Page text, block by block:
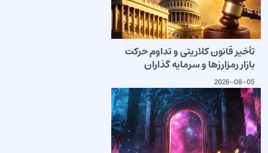
تأخیر قانون کلاریتی و تداوم حرکت
بازار رمزارزها و سرمایه گذاران
2026-08-05